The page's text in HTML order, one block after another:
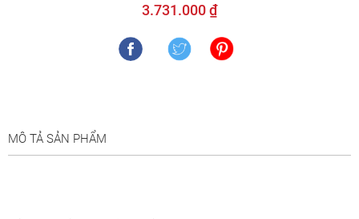
3.731.000 ₫
MÔ TẢ SẢN PHẨM